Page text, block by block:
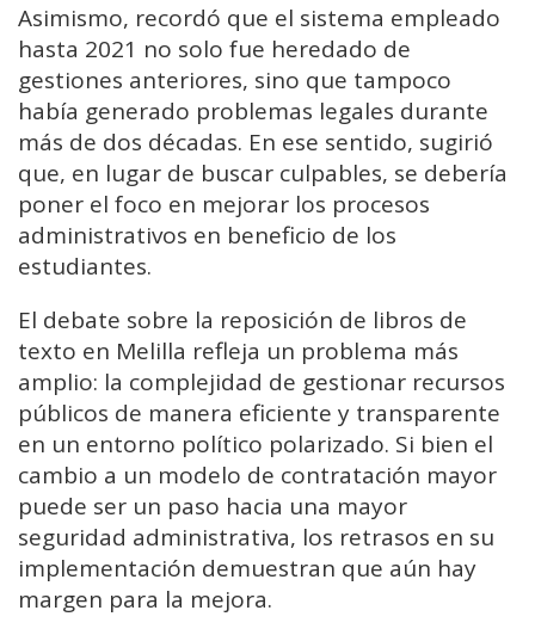
Asimismo, recordó que el sistema empleado
hasta 2021 no solo fue heredado de
gestiones anteriores, sino que tampoco
había generado problemas legales durante
más de dos décadas. En ese sentido, sugirió
que, en lugar de buscar culpables, se debería
poner el foco en mejorar los procesos
administrativos en beneficio de los
estudiantes.
El debate sobre la reposición de libros de
texto en Melilla refleja un problema más
amplio: la complejidad de gestionar recursos
públicos de manera eficiente y transparente
en un entorno político polarizado. Si bien el
cambio a un modelo de contratación mayor
puede ser un paso hacia una mayor
seguridad administrativa, los retrasos en su
implementación demuestran que aún hay
margen para la mejora.